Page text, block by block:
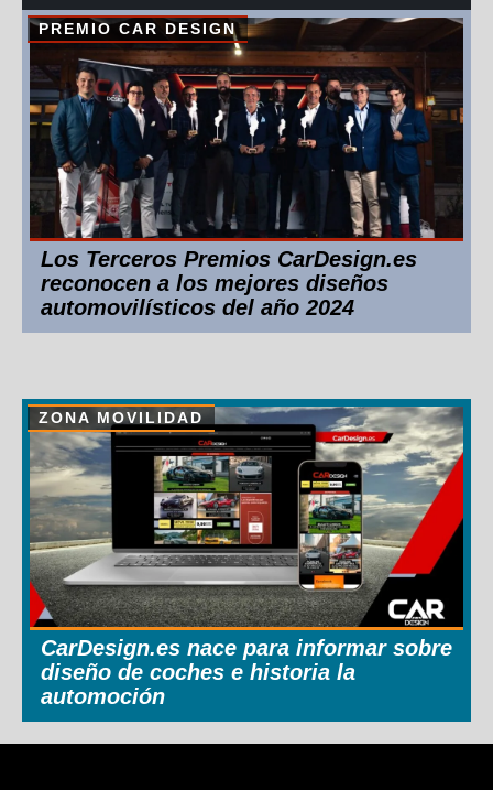
PREMIO CAR DESIGN
Los Terceros Premios CarDesign.es
reconocen a los mejores diseños
automovilísticos del año 2024
ZONA MOVILIDAD
CarDesign.es nace para informar sobre
diseño de coches e historia la
automoción